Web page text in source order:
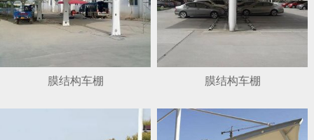
膜结构车棚 膜结构车棚